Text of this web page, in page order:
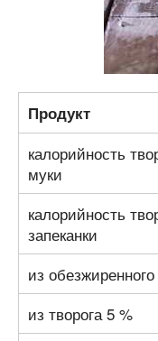
Продукт
калорийность
муки
калорийность
запеканки
из обезжиренного
из творога 5 %